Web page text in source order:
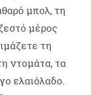
μπολ, τη
μέρος
τη
ντομάτα, τα
ελαιόλαδο.